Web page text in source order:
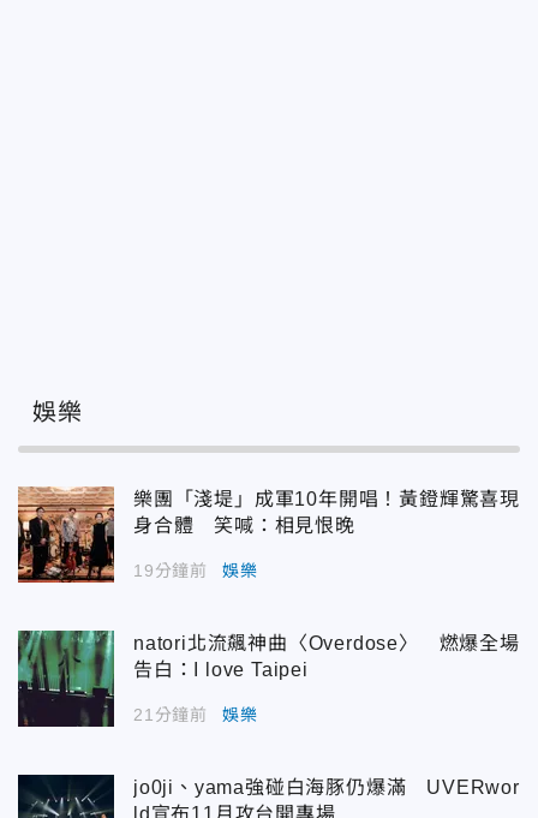
娛樂
樂團「淺堤」成軍10年開唱！黃鐙輝驚喜現
身合體 笑喊：相見恨晚
19分鐘前 娛樂
natori北流飆神曲〈Overdose〉 燃爆全場
告白：I love Taipei
21分鐘前 娛樂
jo0ji、yama強碰白海豚仍爆滿 UVERwor
ld宣布11月攻台開專場